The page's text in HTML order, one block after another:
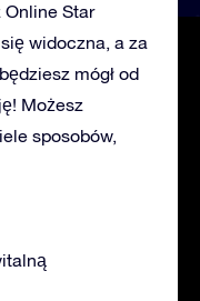
Star
widoczna, a za
mógł od
Możesz
sposobów,